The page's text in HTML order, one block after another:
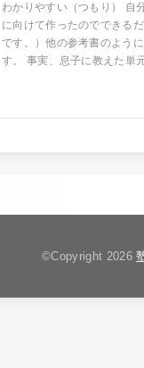
わかりやすい（つもり） 自
に向けて作ったのでできる
です。）他の参考書のよう
す。 事実、息子に教えた単
©Copyright 2026